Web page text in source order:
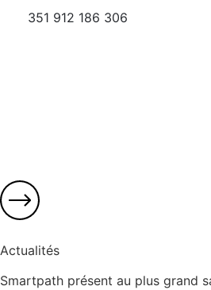
351 912 186 306
Actualités
Smartpath présent au plus grand